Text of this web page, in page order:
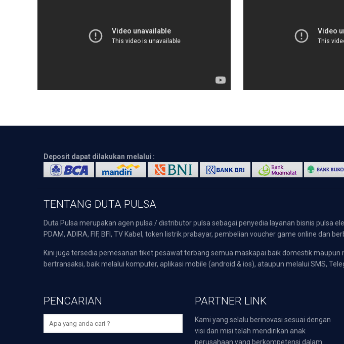
Deposit dapat dilakukan melalui :
TENTANG DUTA PULSA
Duta Pulsa merupakan agen pulsa / distributor pulsa sebagai penyedia layanan bisnis pulsa
PDAM, ADIRA, FIF, BFI, TV Kabel, token listrik prabayar, pembelian voucher game online dan
Kini juga tersedia pemesanan tiket pesawat terbang semua maskapai baik domestik
bertransaksi, baik melalui komputer, aplikasi mobile (android & ios), ataupun melalui SMS,
PENCARIAN PARTNER LINK
Kami yang selalu berinovasi sesuai dengan
visi dan misi telah mendirikan anak
perusahaan yang berkompetensi dalam